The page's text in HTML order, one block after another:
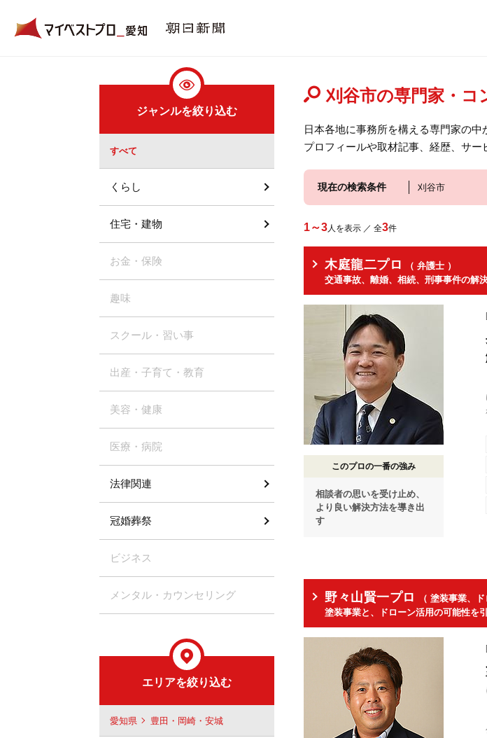
刈谷市の専門家・コ
日本各地に事務所を構える専門家の
プロフィールや取材記事、経歴、サー
現在の検索条件 刈谷市
1～3人を表示 ／ 全3件
木庭龍二プロ
（ 弁護士 ）
交通事故、離婚、相続、刑事事件の解
このプロの一番の強み
相談者の思いを受け止め、
より良い解決方法を導き出
す
野々山賢一プロ
（ 塗装事業、ド
塗装事業と、ドローン活用の可能性を
ジャンルを絞り込む
すべて
くらし
住宅・建物
お金・保険
趣味
スクール・習い事
出産・子育て・教育
美容・健康
医療・病院
法律関連
冠婚葬祭
ビジネス
メンタル・カウンセリング
エリアを絞り込む
愛知県 豊田・岡崎・安城